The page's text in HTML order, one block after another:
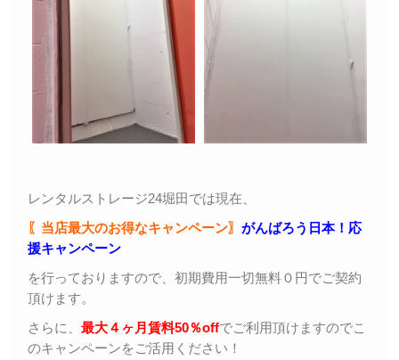
レンタルストレージ24堀田では現在、
〖当店最大のお得なキャンペーン〗 がんばろう日本！応
援キャンペーン
を行っておりますので、初期費用一切無料０円でご契約
頂けます。
さらに、 最大４ヶ月賃料50％offでご利用頂けますのでこ
のキャンペーンをご活用ください！